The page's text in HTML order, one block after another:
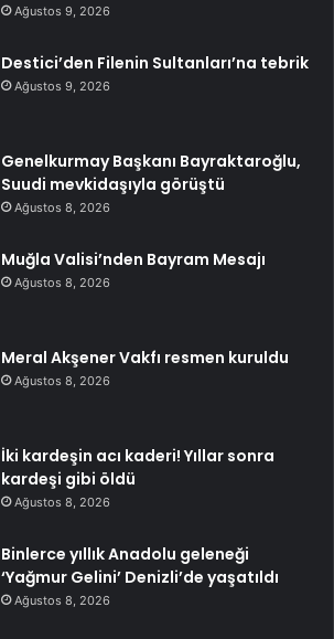
Ağustos 9, 2026
Destici’den Filenin Sultanları’na tebrik
Ağustos 9, 2026
Genelkurmay Başkanı Bayraktaroğlu,
Suudi mevkidaşıyla görüştü
Ağustos 8, 2026
Muğla Valisi’nden Bayram Mesajı
Ağustos 8, 2026
Meral Akşener Vakfı resmen kuruldu
Ağustos 8, 2026
İki kardeşin acı kaderi! Yıllar sonra
kardeşi gibi öldü
Ağustos 8, 2026
Binlerce yıllık Anadolu geleneği
‘Yağmur Gelini’ Denizli’de yaşatıldı
Ağustos 8, 2026